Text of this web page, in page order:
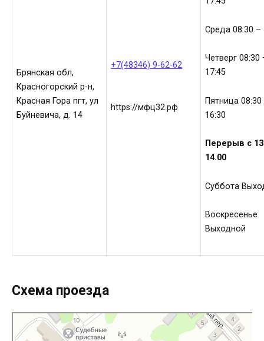
Брянская обл,
Красногорский р-н,
Красная Гора пгт, ул
Буйневича, д. 14
+7(48346) 9-62-62
https://мфц32.рф
Среда 08:30 –
Четверг 08:30
17:45
Пятница 08:30
16:30
Перерыв с
14.00
Суббота
Воскресенье
Выходной
Схема проезда
МФЦ Мои документы
МФЦ в Брянской области